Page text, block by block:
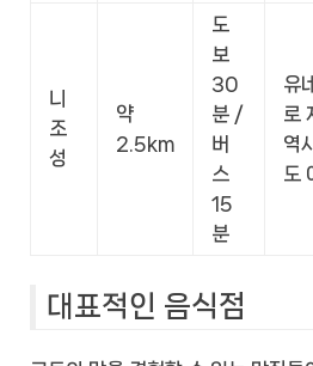
니
조
성
약
2.5km
도
보
30
분 /
버
스
15
분
유
로
역
도
대표적인 음식점